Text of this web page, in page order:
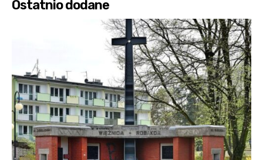
Ostatnio dodane